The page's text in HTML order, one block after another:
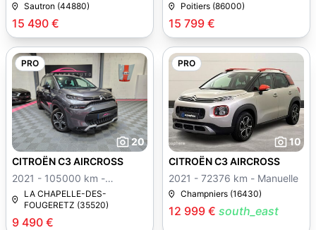
15 490 €
Sautron (44880)
15 799 €
Poitiers (86000)
PRO
20
9 490 €
CITROËN C3 AIRCROSS
2021 - 105000 km -
Manuelle
LA CHAPELLE-DES-
FOUGERETZ (35520)
PRO
10
12 999 € south_east
CITROËN C3 AIRCROSS
2021 - 72376 km - Manuelle
Champniers (16430)